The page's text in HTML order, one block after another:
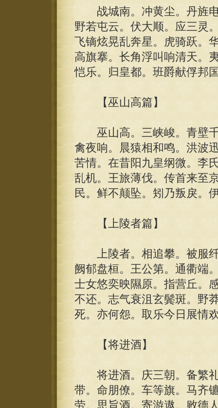
战城南。冲黄尘。丹旌电
野若屯云。伏大顺。应三灵
飞镝炫晃乱奔星。虎骑跃。
高旗搴。长角浮叫响清天。
恺乐。归皇都。班爵献俘邦
【巫山高篇】
巫山高。三峡峻。青壁千
禽夜响。晨猿相和鸣。洪波
苦情。在昔阳九皇纲微。李
乱机。王旅薄伐。传首来至
民。鲜不颠坠。矧乃叛戾。
【上陵者篇】
上陵者。相追攀。被服纤
阙郁盘桓。王公第。通衢端
士女悠奕映隰原。指营丘。
不还。志气衰沮玄鬓斑。野
死。亦何怨。取乐今日展情
【将进酒】
将进酒。庆三朝。备繁礼
带。命朋僚。车等旗。马齐
劳。思旨酒。寄游遨。败德